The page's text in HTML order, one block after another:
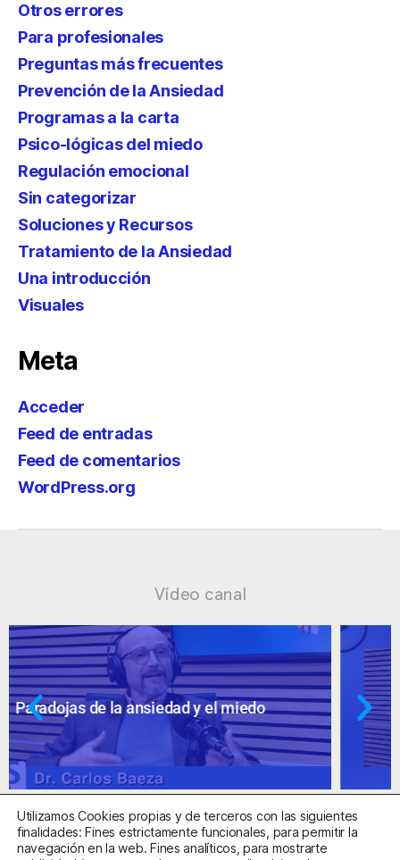
Otros errores
Para profesionales
Preguntas más frecuentes
Prevención de la Ansiedad
Programas a la carta
Psico-lógicas del miedo
Regulación emocional
Sin categorizar
Soluciones y Recursos
Tratamiento de la Ansiedad
Una introducción
Visuales
Meta
Acceder
Feed de entradas
Feed de comentarios
WordPress.org
Vídeo canal
Ansiedad: supuestos cuestionables
Utilizamos Cookies propias y de terceros con las siguientes
finalidades: Fines estrictamente funcionales, para permitir la
navegación en la web. Fines analíticos, para mostrarte